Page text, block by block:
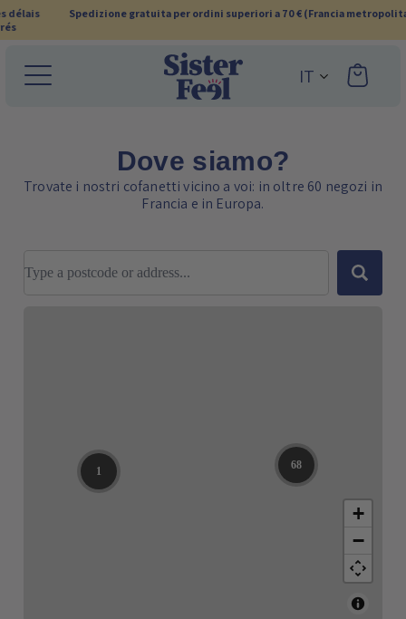
Ignora
e
vai
Spedizione gratuita per ordini superiori a 70 € (Francia metropolitana)
IT
Dove siamo?
Trovate i nostri cofanetti vicino a voi: in oltre 60 negozi in
Francia e in Europa.